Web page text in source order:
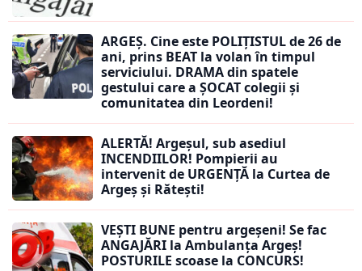
ARGEȘ. Cine este POLIȚISTUL de 26 de
ani, prins BEAT la volan în timpul
serviciului. DRAMA din spatele
gestului care a ȘOCAT colegii și
comunitatea din Leordeni!
ALERTĂ! Argeșul, sub asediul
INCENDIILOR! Pompierii au
intervenit de URGENȚĂ la Curtea de
Argeș și Rătești!
VEȘTI BUNE pentru argeșeni! Se fac
ANGAJĂRI la Ambulanța Argeș!
POSTURILE scoase la CONCURS!